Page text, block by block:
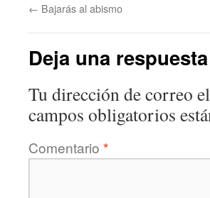
← Bajarás al abismo
Deja una respuesta
Tu dirección de correo
campos obligatorios
Comentario *